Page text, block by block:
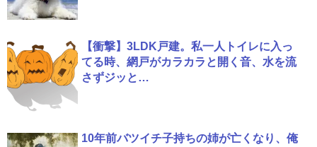
【衝撃】3LDK戸建。私一人トイレに入っ
てる時、網戸がカラカラと開く音、水を流
さずジッと…
10年前バツイチ子持ちの姉が亡くなり、俺